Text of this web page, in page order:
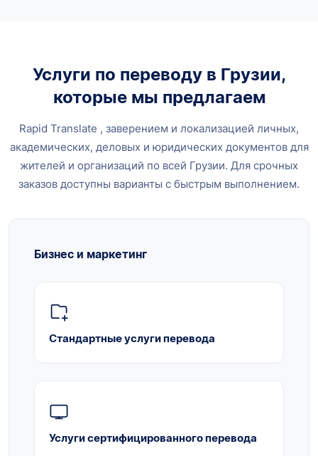
Услуги по переводу в Грузии,
которые мы предлагаем
Rapid Translate , заверением и локализацией личных,
академических, деловых и юридических документов для
жителей и организаций по всей Грузии. Для срочных
заказов доступны варианты с быстрым выполнением.
Бизнес и маркетинг
Стандартные услуги перевода
Услуги сертифицированного перевода